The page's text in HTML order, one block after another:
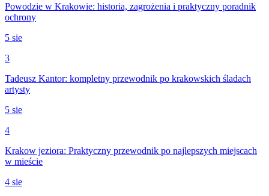
Powodzie w Krakowie: historia, zagrożenia i praktyczny poradnik
ochrony
5 sie
3
Tadeusz Kantor: kompletny przewodnik po krakowskich śladach
artysty
5 sie
4
Krakow jeziora: Praktyczny przewodnik po najlepszych miejscach
w mieście
4 sie